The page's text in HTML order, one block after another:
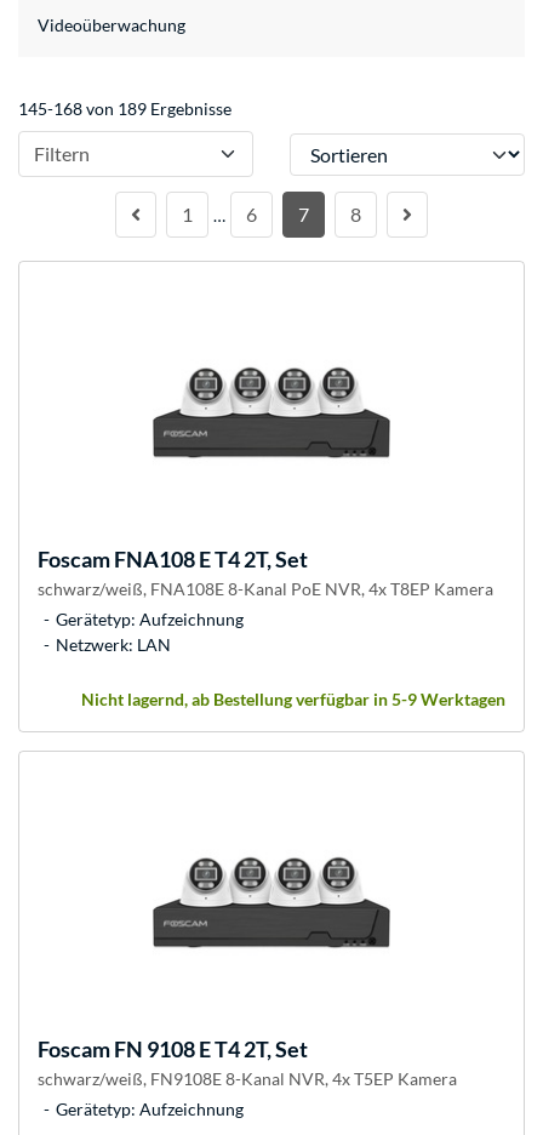
Videoüberwachung
145-168 von 189 Ergebnisse
Filtern Sortieren
1 … 6 7 8
FoscamFNA108 E T4 2T, Set
schwarz/weiß, FNA108E 8-Kanal PoE NVR, 4x T8EP Kamera
Gerätetyp: Aufzeichnung
Netzwerk: LAN
Nicht lagernd, ab Bestellung verfügbar in 5-9 Werktagen
FoscamFN 9108 E T4 2T, Set
schwarz/weiß, FN9108E 8-Kanal NVR, 4x T5EP Kamera
Gerätetyp: Aufzeichnung